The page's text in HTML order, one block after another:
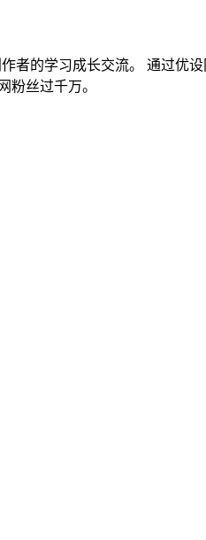
者的学习成长交流。 通过优
粉丝过千万。